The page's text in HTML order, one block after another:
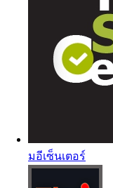
มอีเซ็นเตอร์